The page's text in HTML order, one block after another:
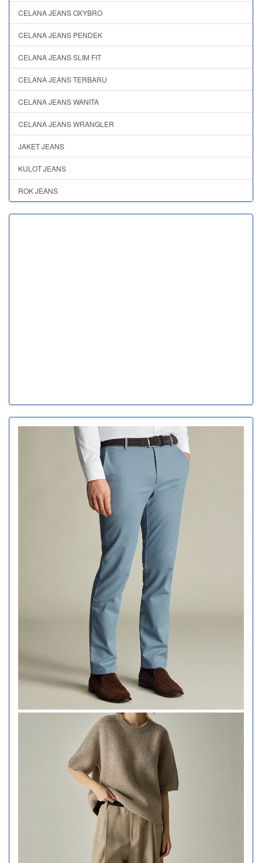
CELANA JEANS OXYBRO
CELANA JEANS PENDEK
CELANA JEANS SLIM FIT
CELANA JEANS TERBARU
CELANA JEANS WANITA
CELANA JEANS WRANGLER
JAKET JEANS
KULOT JEANS
ROK JEANS